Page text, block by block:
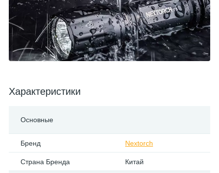
Характеристики
Основные
Бренд Nextorch
Страна Бренда Китай